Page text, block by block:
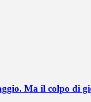
Ma il colpo di